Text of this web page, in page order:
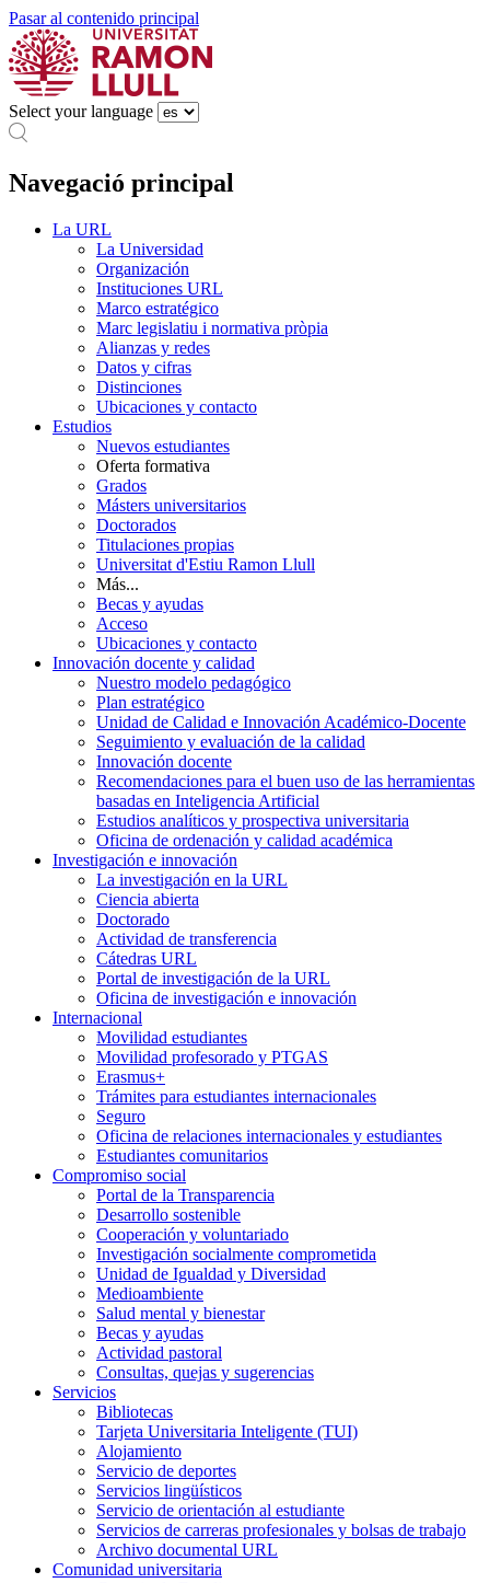
Pasar al contenido principal
Select your language
Navegació principal
La URL
La Universidad
Organización
Instituciones URL
Marco estratégico
Marc legislatiu i normativa pròpia
Alianzas y redes
Datos y cifras
Distinciones
Ubicaciones y contacto
Estudios
Nuevos estudiantes
Oferta formativa
Grados
Másters universitarios
Doctorados
Titulaciones propias
Universitat d'Estiu Ramon Llull
Más...
Becas y ayudas
Acceso
Ubicaciones y contacto
Innovación docente y calidad
Nuestro modelo pedagógico
Plan estratégico
Unidad de Calidad e Innovación Académico-Docente
Seguimiento y evaluación de la calidad
Innovación docente
Recomendaciones para el buen uso de las herramientas
basadas en Inteligencia Artificial
Estudios analíticos y prospectiva universitaria
Oficina de ordenación y calidad académica
Investigación e innovación
La investigación en la URL
Ciencia abierta
Doctorado
Actividad de transferencia
Cátedras URL
Portal de investigación de la URL
Oficina de investigación e innovación
Internacional
Movilidad estudiantes
Movilidad profesorado y PTGAS
Erasmus+
Trámites para estudiantes internacionales
Seguro
Oficina de relaciones internacionales y estudiantes
Estudiantes comunitarios
Compromiso social
Portal de la Transparencia
Desarrollo sostenible
Cooperación y voluntariado
Investigación socialmente comprometida
Unidad de Igualdad y Diversidad
Medioambiente
Salud mental y bienestar
Becas y ayudas
Actividad pastoral
Consultas, quejas y sugerencias
Servicios
Bibliotecas
Tarjeta Universitaria Inteligente (TUI)
Alojamiento
Servicio de deportes
Servicios lingüísticos
Servicio de orientación al estudiante
Servicios de carreras profesionales y bolsas de trabajo
Archivo documental URL
Comunidad universitaria